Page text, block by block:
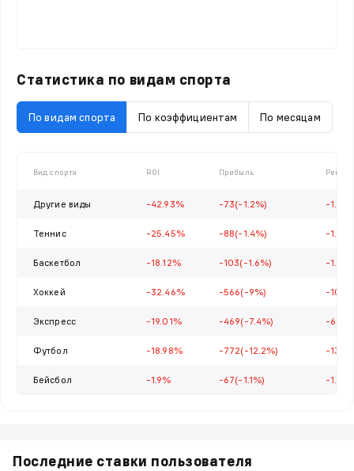
Статистика по видам спорта
По видам спорта По коэффициентам По месяцам
Вид спорта ROI Прибыль
Другие виды -42.93% -73(-1.2%) -1.46
Теннис -25.45% -88(-1.4%) -1.71
Баскетбол -18.12% -103(-1.6%) -1.74
Хоккей -32.46% -566(-9%) -10.55
Экспресс -19.01% -469(-7.4%) -6.63
Футбол -18.98% -772(-12.2%) -13.54
Бейсбол -1.9% -67(-1.1%) -1.32
Последние ставки пользователя